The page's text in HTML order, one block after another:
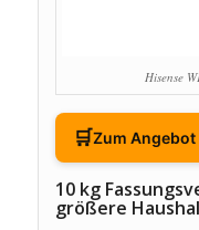
Hisense
🛒Zum
10 kg
größere